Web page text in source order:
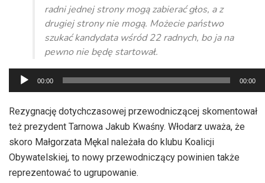
radni jednej strony mogą zabierać głos, a z
drugiej strony nie mogą. Możecie państwo
szukać kandydata wśród 22 radnych, bo ja na
pewno nie będę startował.
Odtwarzacz
plików
dźwiękowych
00:00 00:00
Rezygnację dotychczasowej przewodniczącej skomentował
też prezydent Tarnowa Jakub Kwaśny. Włodarz uważa, że
skoro Małgorzata Mękal należała do klubu Koalicji
Obywatelskiej, to nowy przewodniczący powinien także
reprezentować to ugrupowanie.